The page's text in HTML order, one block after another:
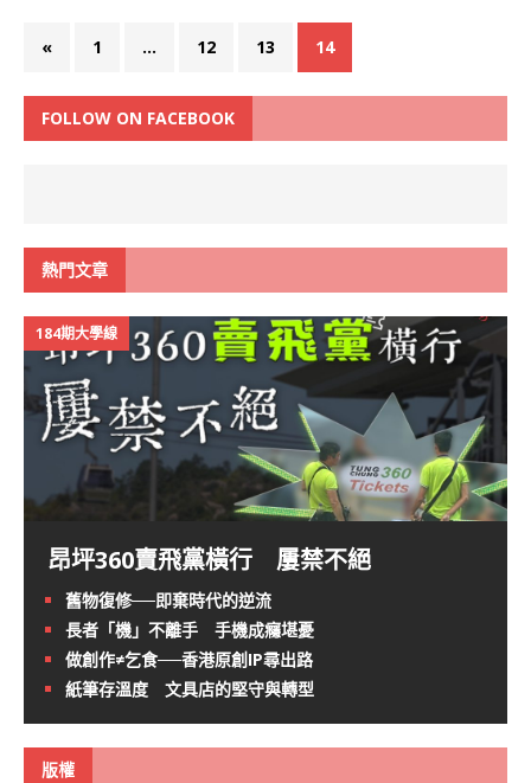
« 1 ... 12 13 14
FOLLOW ON FACEBOOK
熱門文章
184期大學線
昂坪360賣飛黨橫行 屢禁不絕
舊物復修──即棄時代的逆流
長者「機」不離手 手機成癮堪憂
做創作≠乞食──香港原創IP尋出路
紙筆存溫度 文具店的堅守與轉型
版權